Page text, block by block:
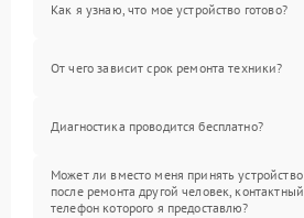
Как я узнаю, что мое устройство готово?
От чего зависит срок ремонта техники?
Диагностика проводится бесплатно?
Может ли вместо меня принять устройство
после ремонта другой человек, контактный
телефон которого я предоставлю?